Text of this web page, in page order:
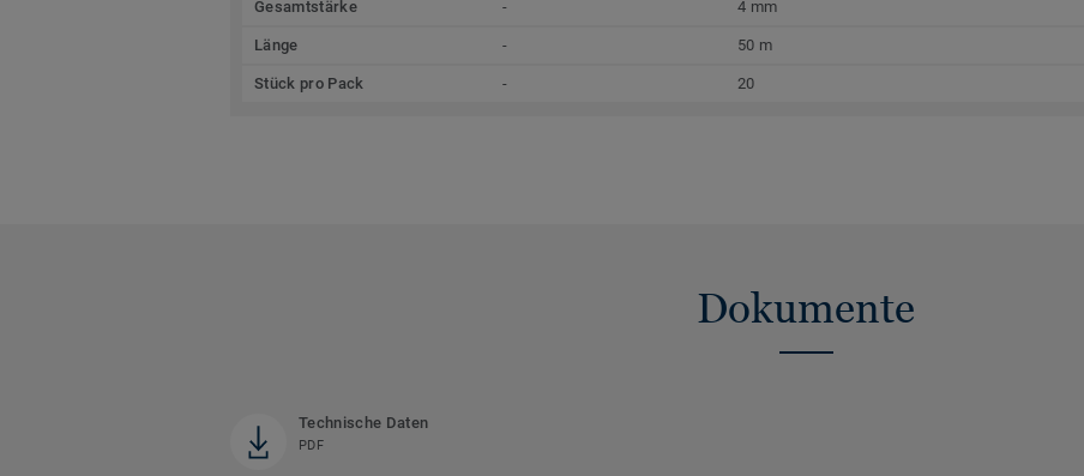
Gesamtstärke - 4 mm
Länge - 50 m
Stück pro Pack - 20
Dokumente
Technische Daten
PDF